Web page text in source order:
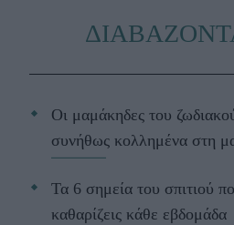
Οι μαμάκηδες του
συνήθως κολλημένα στη
Τα 6 σημεία του σπιτιού
καθαρίζεις κάθε εβδομάδα